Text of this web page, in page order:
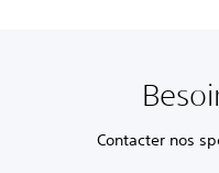
Contacter nos